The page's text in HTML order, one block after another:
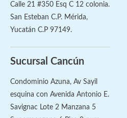
Calle 21 #350 Esq C 12 colonia.
San Esteban C.P. Mérida,
Yucatán C.P 97149.
Sucursal Cancún
Condominio Azuna, Av Sayil
esquina con Avenida Antonio E.
Savignac Lote 2 Manzana 5